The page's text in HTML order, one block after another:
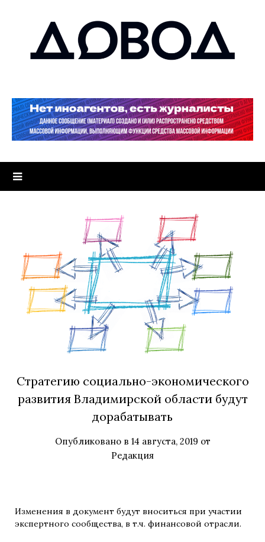
Стратегию социально-экономического
развития Владимирской области будут
дорабатывать
Опубликовано в 14 августа, 2019 от
Редакция
Изменения в документ будут вноситься при участии
экспертного сообщества, в т.ч. финансовой отрасли.